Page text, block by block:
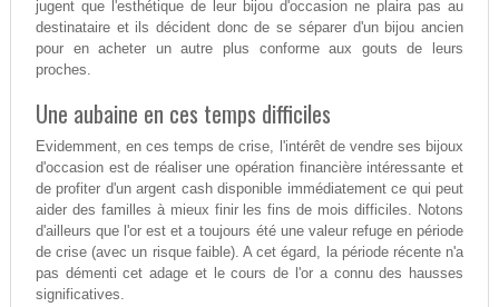
jugent que l'esthétique de leur bijou d'occasion ne plaira pas au
destinataire et ils décident donc de se séparer d'un bijou ancien
pour en acheter un autre plus conforme aux gouts de leurs
proches.
Une aubaine en ces temps difficiles
Evidemment, en ces temps de crise, l'intérêt de vendre ses bijoux
d'occasion est de réaliser une opération financière intéressante et
de profiter d'un argent cash disponible immédiatement ce qui peut
aider des familles à mieux finir les fins de mois difficiles. Notons
d'ailleurs que l'or est et a toujours été une valeur refuge en période
de crise (avec un risque faible). A cet égard, la période récente n'a
pas démenti cet adage et le cours de l'or a connu des hausses
significatives.